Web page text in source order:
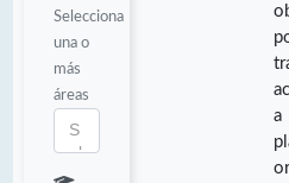
Selecciona
una o
más
áreas